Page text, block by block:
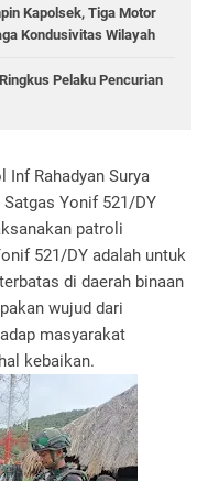
Kapolsek, Tiga Motor
Kondusivitas Wilayah
Pelaku Pencurian
Rahadyan Surya
Satgas Yonif 521/DY
patroli
521/DY adalah untuk
di daerah binaan
wujud dari
masyarakat
kebaikan.